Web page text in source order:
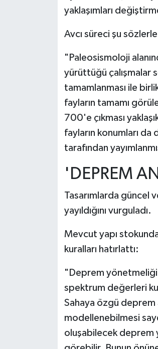
yaklaşımları
Avcı süreci şu
"Paleosismoloji
yürüttüğü çalışmalar
tamamlanması ile
fayların tamamı
700'e çıkması
fayların konumları
tarafından
'DEPREM
Tasarımlarda güncel
yayıldığını vurguladı.
Mevcut yapı
kuralları hatırlattı:
"Deprem yönetmeliği
spektrum değerleri
Sahaya özgü deprem
modellenebilmesi
oluşabilecek deprem